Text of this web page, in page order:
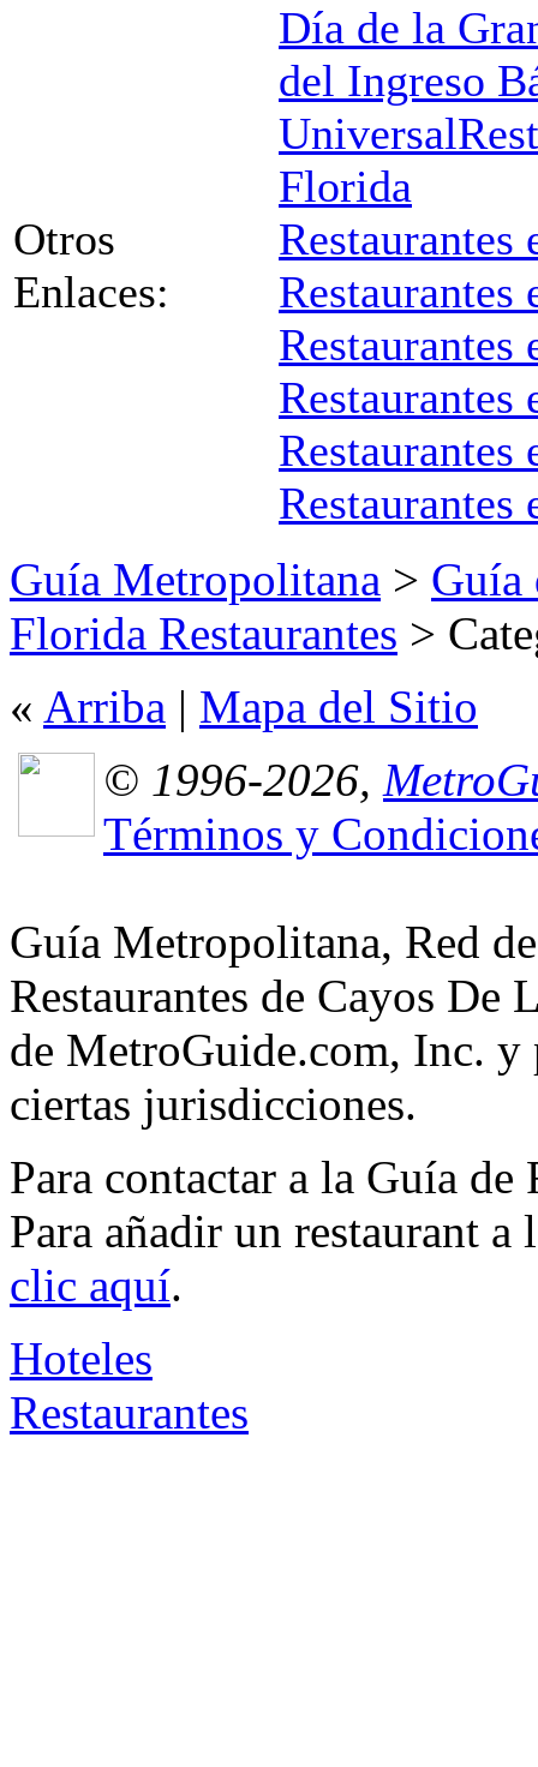
Otros
Enlaces:
Día de la
del Ingreso
Universal
Florida
Restaurantes
Restaurantes
Restaurantes
Restaurantes
Restaurantes
Restaurantes
Guía Metropolitana > Guía
Florida Restaurantes >
« Arriba | Mapa del Sitio
© 1996-2026,
Términos y
Guía Metropolitana, Red
Restaurantes de Cayos De
de MetroGuide.com, Inc. y
ciertas jurisdicciones.
Para contactar a la Guía de
Para añadir un restaurant
clic aquí.
Hoteles
Restaurantes